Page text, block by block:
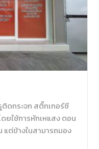
ดกระจก สติ๊กเกอร์ซี
ยใช้การหักเหแสง ตอน
แต่ข้างในสามารถมอง